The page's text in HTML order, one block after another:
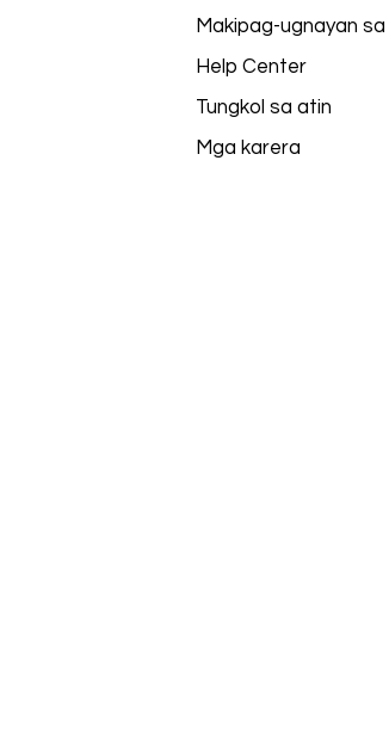
Makipag-ugnayan
Help Center
Tungkol sa atin
Mga karera